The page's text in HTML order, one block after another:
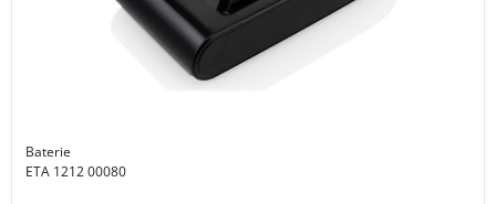
Baterie
ETA 1212 00080